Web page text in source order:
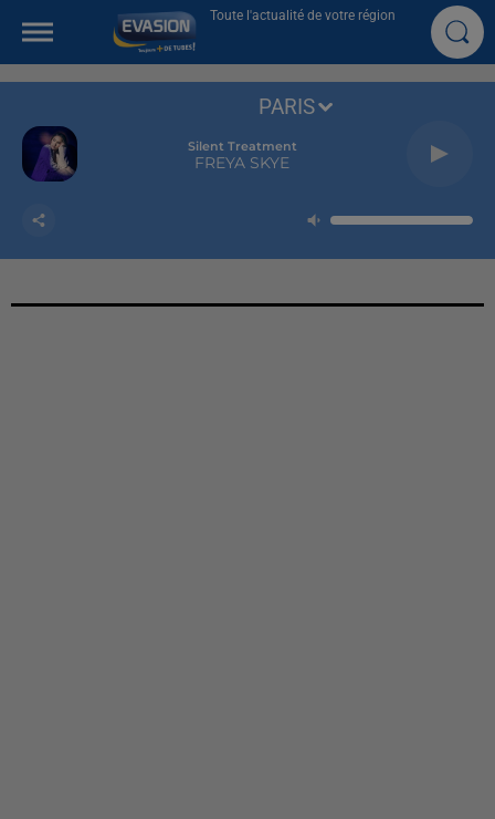
Toute l'actualité de votre région
Silent Treatment
FREYA SKYE
PARIS